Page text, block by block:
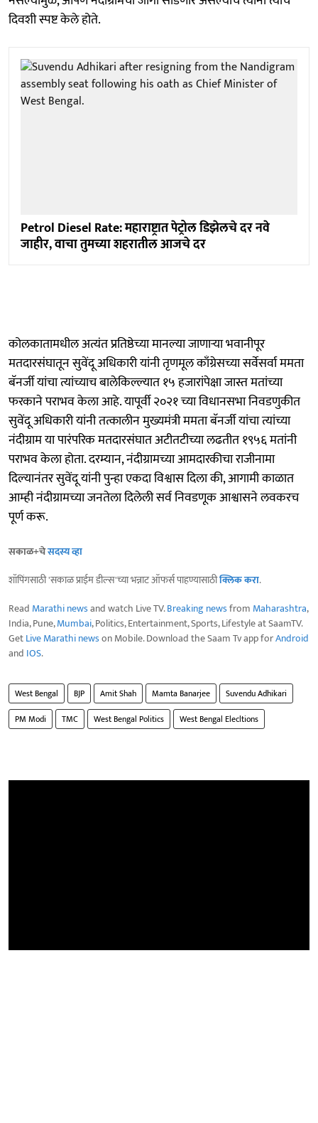
दिवशी स्पष्ट केले होते.
Petrol Diesel Rate: महाराष्ट्रात पेट्रोल डिझेलचे दर नवे
जाहीर, वाचा तुमच्या शहरातील आजचे दर
कोलकातामधील अत्यंत प्रतिष्ठेच्या मानल्या जाणाऱ्या भवानीपूर
मतदारसंघातून सुवेंदू अधिकारी यांनी तृणमूल काँग्रेसच्या सर्वेसर्वा ममता
बॅनर्जी यांचा त्यांच्याच बालेकिल्ल्यात १५ हजारांपेक्षा जास्त मतांच्या
फरकाने पराभव केला आहे. यापूर्वी २०२१ च्या विधानसभा निवडणुकीत
सुवेंदू अधिकारी यांनी तत्कालीन मुख्यमंत्री ममता बॅनर्जी यांचा त्यांच्या
नंदीग्राम या पारंपरिक मतदारसंघात अटीतटीच्या लढतीत १९५६ मतांनी
पराभव केला होता. दरम्यान, नंदीग्रामच्या आमदारकीचा राजीनामा
दिल्यानंतर सुवेंदू यांनी पुन्हा एकदा विश्वास दिला की, आगामी काळात
आम्ही नंदीग्रामच्या जनतेला दिलेली सर्व निवडणूक आश्वासने लवकरच
पूर्ण करू.
सकाळ+चेसदस्य व्हा
शॉपिंगसाठी 'सकाळ प्राईम डील्स'च्या भन्नाट ऑफर्स पाहण्यासाठीक्लिक करा.
Read Marathi newsand watch Live TV.Breaking newsfrom Maharashtra,
India, Pune,Mumbai, Politics, Entertainment, Sports, Lifestyle at SaamTV.
GetLive Marathi newson Mobile. Download the Saam Tv app forAndroid
and IOS.
West Bengal BJP Amit Shah Mamta Banarjee
Suvendu Adhikari
PM Modi
TMC West Bengal Politics West Bengal Elecltions